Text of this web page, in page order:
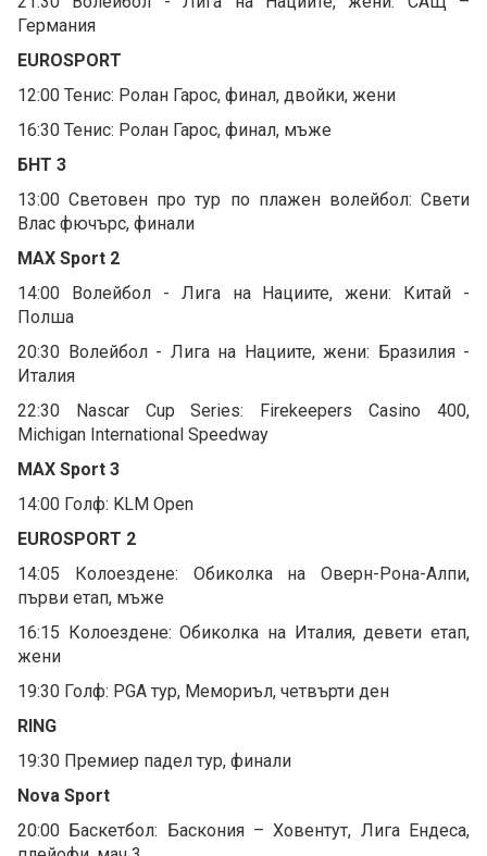
Германия
EUROSPORT
12:00 Тенис: Ролан Гарос, финал, двойки, жени
16:30 Тенис: Ролан Гарос, финал, мъже
БНТ 3
13:00 Световен про тур по плажен волейбол: Свети
Влас фючърс, финали
MAX Sport 2
14:00 Волейбол - Лига на Нациите, жени: Китай -
Полша
20:30 Волейбол - Лига на Нациите, жени: Бразилия -
Италия
22:30 Nascar Cup Series: Firekeepers Casino 400,
Michigan International Speedway
MAX Sport 3
14:00 Голф: KLM Open
EUROSPORT 2
14:05 Колоездене: Обиколка на Оверн-Рона-Алпи,
първи етап, мъже
16:15 Колоездене: Обиколка на Италия, девети етап,
жени
19:30 Голф: PGA тур, Мемориъл, четвърти ден
RING
19:30 Премиер падел тур, финали
Nova Sport
20:00 Баскетбол: Баскония – Ховентут, Лига Ендеса,